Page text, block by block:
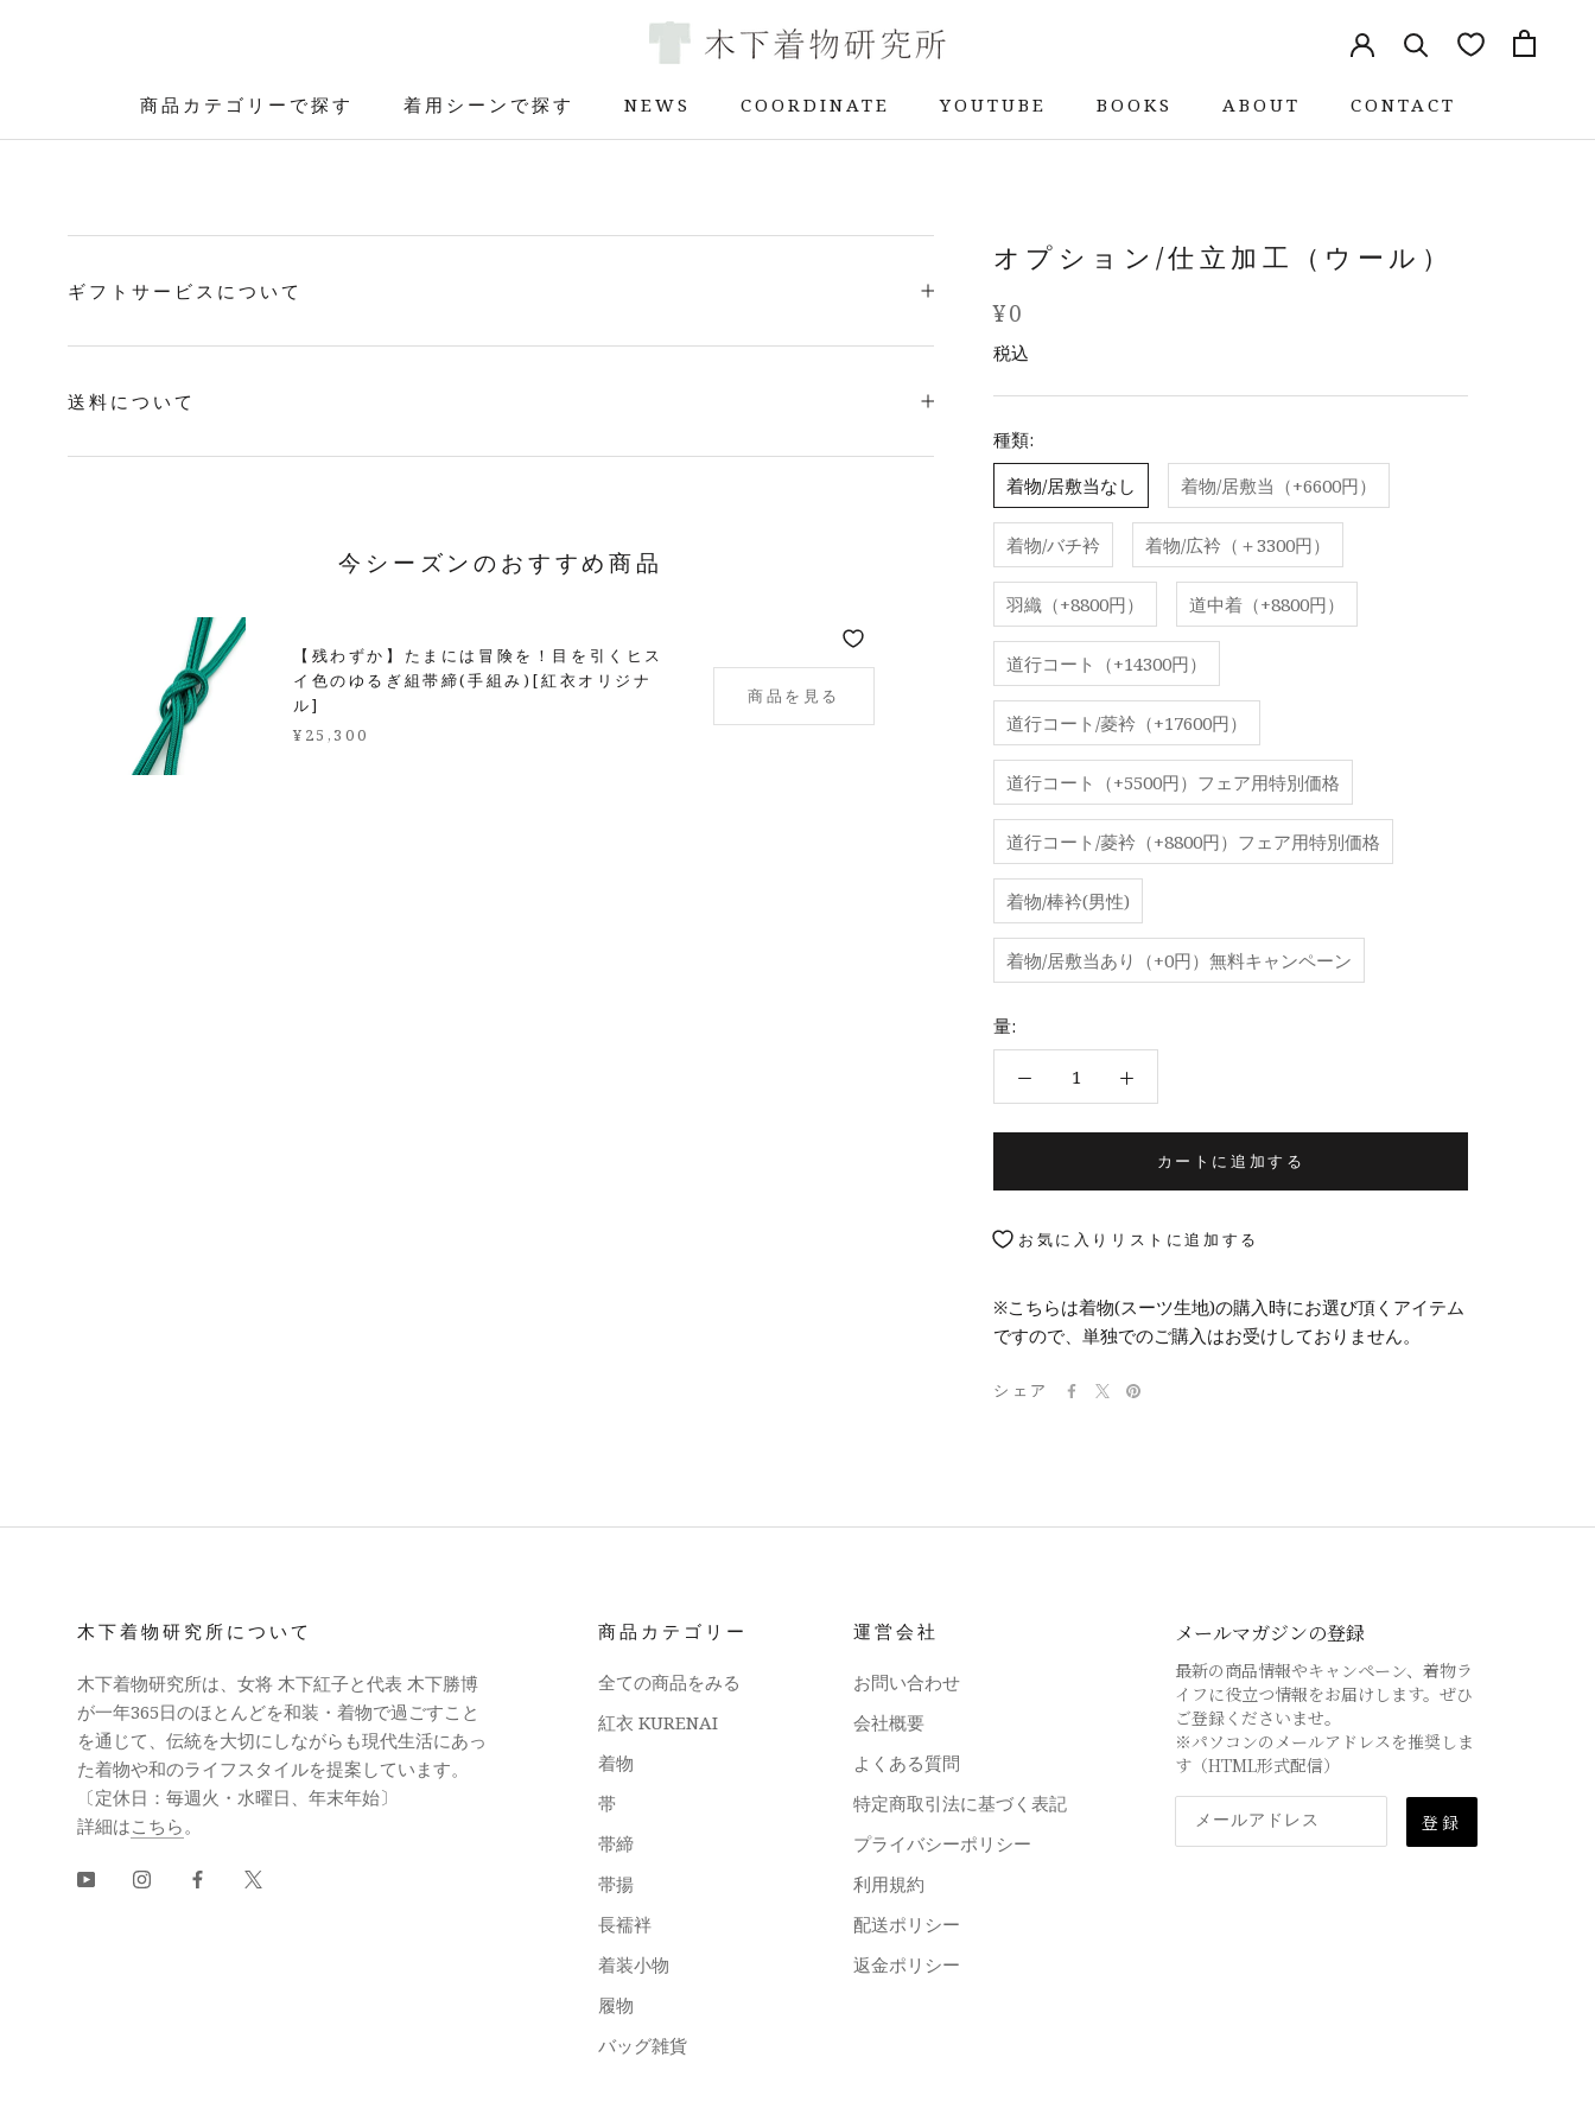
商品カテゴリーで探す
着用シーンで探す
NEWS
COORDINATE
YOUTUBE
BOOKS
ABOUT
CONTACT
オプション/仕立加工（ウール）
¥0
税込
種類:
着物/居敷当なし
着物/居敷当（+6600円）
着物/バチ衿 着物/広衿（＋3300円）
羽織（+8800円） 道中着（+8800円）
道行コート（+14300円）
道行コート/菱衿（+17600円）
道行コート（+5500円）フェア用特別価格
道行コート/菱衿（+8800円）フェア用特別価格
着物/棒衿(男性)
着物/居敷当あり（+0円）無料キャンペーン
量:
カートに追加する
お気に入りリストに追加する
※こちらは着物(スーツ生地)の購入時にお選び頂くアイテム
ですので、単独でのご購入はお受けしておりません。
シェア
ギフトサービスについて
送料について
今シーズンのおすすめ商品
【残わずか】たまには冒険を！目を引くヒス
イ色のゆるぎ組帯締(手組み)[紅衣オリジナ
ル]
¥25,300
商品を見る
木下着物研究所について
木下着物研究所は、女将 木下紅子と代表 木下勝博
が一年365日のほとんどを和装・着物で過ごすこと
を通じて、伝統を大切にしながらも現代生活にあっ
た着物や和のライフスタイルを提案しています。
〔定休日：毎週火・水曜日、年末年始〕
詳細はこちら。
商品カテゴリー
全ての商品をみる
紅衣 KURENAI
着物
帯
帯締
帯揚
長襦袢
着装小物
履物
バッグ雑貨
運営会社
お問い合わせ
会社概要
よくある質問
特定商取引法に基づく表記
プライバシーポリシー
利用規約
配送ポリシー
返金ポリシー
メールマガジンの登録
最新の商品情報やキャンペーン、着物ラ
イフに役立つ情報をお届けします。ぜひ
ご登録くださいませ。
※パソコンのメールアドレスを推奨しま
す（HTML形式配信）
登録